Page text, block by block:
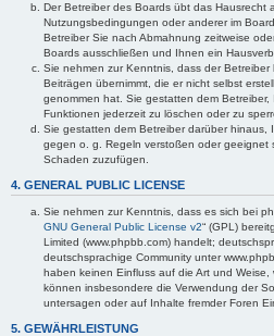
Der Betreiber des Boards übt das Hausrecht
Nutzungsbedingungen oder anderer im
Betreiber Sie nach Abmahnung zeitweise
Boards ausschließen und Ihnen ein
Sie nehmen zur Kenntnis, dass der
Beiträgen übernimmt, die er nicht selbst
genommen hat. Sie gestatten dem
Funktionen jederzeit zu löschen oder zu
Sie gestatten dem Betreiber darüber hinaus,
gegen o. g. Regeln verstoßen oder geeignet
Schaden zuzufügen.
4. GENERAL PUBLIC LICENSE
Sie nehmen zur Kenntnis, dass es sich bei
GNU General Public License v2“ (GPL)
Limited (www.phpbb.com) handelt;
deutschsprachige Community unter
haben keinen Einfluss auf die Art und
können insbesondere die Verwendung der
untersagen oder auf Inhalte fremder Foren
5. GEWÄHRLEISTUNG